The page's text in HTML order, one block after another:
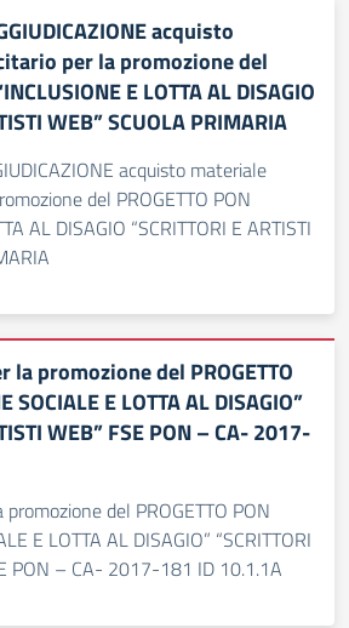
acquisto
per la promozione del
E LOTTA AL DISAGIO
WEB” SCUOLA PRIMARIA
acquisto materiale
del PROGETTO PON
AL DISAGIO “SCRITTORI E ARTISTI
la promozione del PROGETTO
SOCIALE E LOTTA AL DISAGIO”
WEB” FSE PON – CA- 2017-
del PROGETTO PON
E LOTTA AL DISAGIO” “SCRITTORI
PON – CA- 2017-181 ID 10.1.1A